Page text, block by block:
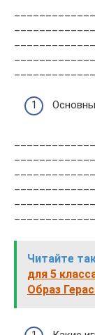
Читайте
для 5
Образ